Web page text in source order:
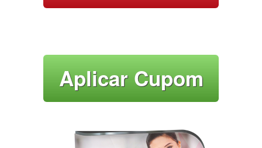
Aplicar Cupom